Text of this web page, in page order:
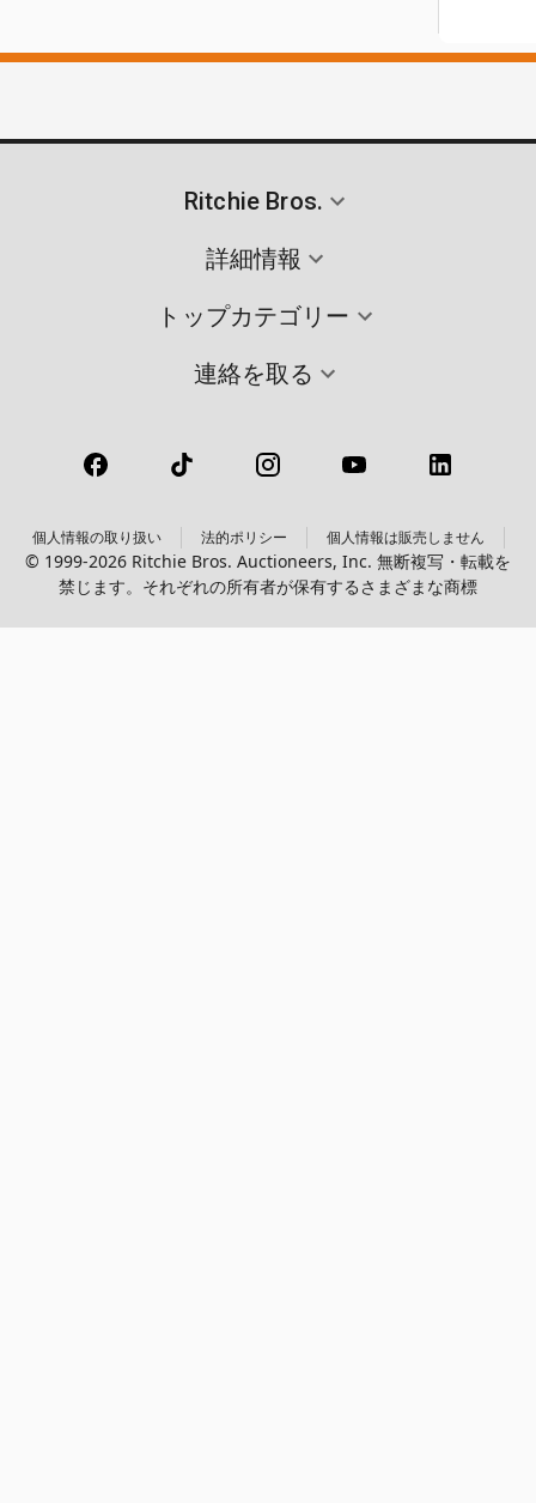
Ritchie Bros.
詳細情報
トップカテゴリー
連絡を取る
個人情報の取り扱い 法的ポリシー 個人情報は販売しません
© 1999-2026 Ritchie Bros. Auctioneers, Inc. 無断複写・転載を
禁じます。それぞれの所有者が保有するさまざまな商標